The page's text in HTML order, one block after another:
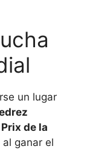
un lugar
de la
ganar el